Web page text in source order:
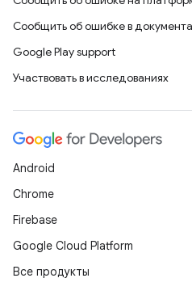
Сообщить об ошибке в
Google Play support
Участвовать в исследованиях
Android
Chrome
Firebase
Google Cloud Platform
Все продукты